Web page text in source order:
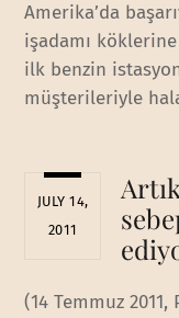
Amerika’da
işadamı
ilk benzin
müşterileriyle
JULY 14,
2011
(14 Temmuz